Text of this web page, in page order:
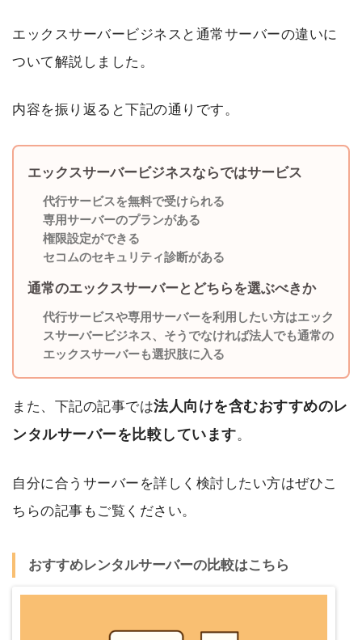
エックスサーバービジネスと通常サーバーの違いに
ついて解説しました。
内容を振り返ると下記の通りです。
エックスサーバービジネスならではサービス
代行サービスを無料で受けられる
専用サーバーのプランがある
権限設定ができる
セコムのセキュリティ診断がある
通常のエックスサーバーとどちらを選ぶべきか
代行サービスや専用サーバーを利用したい方はエック
スサーバービジネス、そうでなければ法人でも通常の
エックスサーバーも選択肢に入る
また、下記の記事では法人向けを含むおすすめのレ
ンタルサーバーを比較しています。
自分に合うサーバーを詳しく検討したい方はぜひこ
ちらの記事もご覧ください。
おすすめレンタルサーバーの比較はこちら